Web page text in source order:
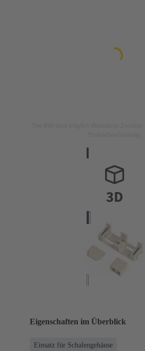
Eigenschaften im Überblick
Einsatz für Schalengehäuse